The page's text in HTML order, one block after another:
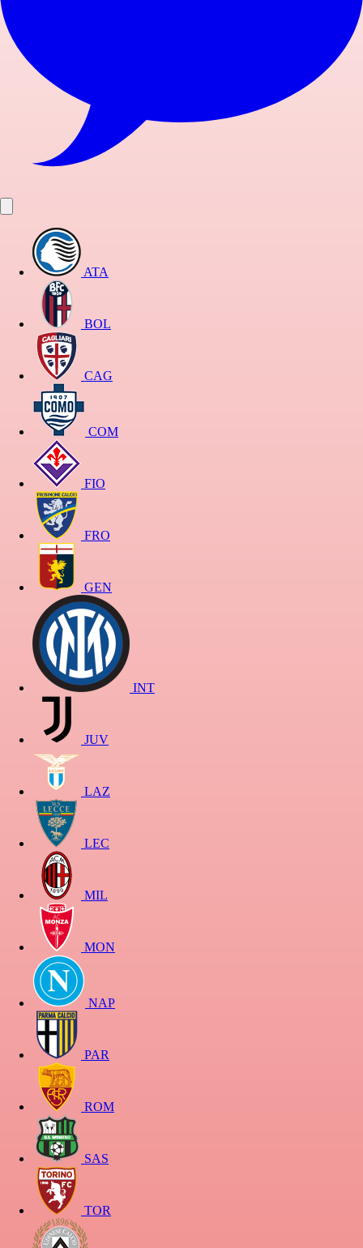
ATA
BOL
CAG
COM
FIO
FRO
GEN
INT
JUV
LAZ
LEC
MIL
MON
NAP
PAR
ROM
SAS
TOR